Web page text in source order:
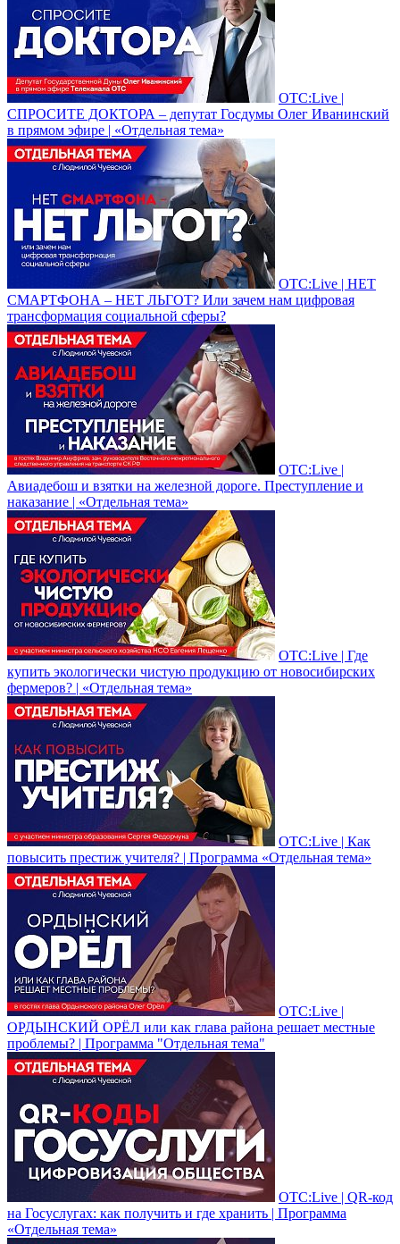
ОТС:Live |
СПРОСИТЕ ДОКТОРА – депутат Госдумы Олег Иванинский
в прямом эфире | «Отдельная тема»
ОТС:Live | НЕТ
СМАРТФОНА – НЕТ ЛЬГОТ? Или зачем нам цифровая
трансформация социальной сферы?
ОТС:Live |
Авиадебош и взятки на железной дороге. Преступление и
наказание | «Отдельная тема»
ОТС:Live | Где
купить экологически чистую продукцию от новосибирских
фермеров? | «Отдельная тема»
ОТС:Live | Как
повысить престиж учителя? | Программа «Отдельная тема»
ОТС:Live |
ОРДЫНСКИЙ ОРЁЛ или как глава района решает местные
проблемы? | Программа "Отдельная тема"
ОТС:Live | QR-код
на Госуслугах: как получить и где хранить | Программа
«Отдельная тема»